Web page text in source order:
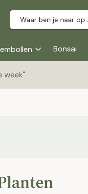
Bonsai
week"